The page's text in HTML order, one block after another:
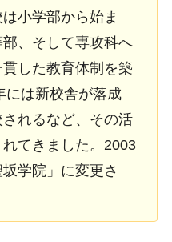
小学部から始ま
、そして専攻科へ
した教育体制を築
には新校舎が落成
れるなど、その活
てきました。2003
学院」に変更さ